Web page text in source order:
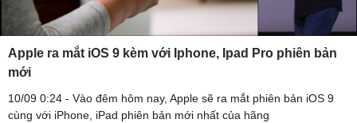
Apple ra mắt iOS 9 kèm với Iphone, Ipad Pro phiên bản
mới
10/09 0:24 - Vào đêm hôm nay, Apple sẽ ra mắt phiên bản iOS 9
cùng với iPhone, iPad phiên bản mới nhất của hãng